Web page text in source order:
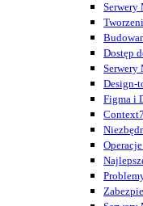
Serwery
Dostęp
Serwery
Design-
Figma i